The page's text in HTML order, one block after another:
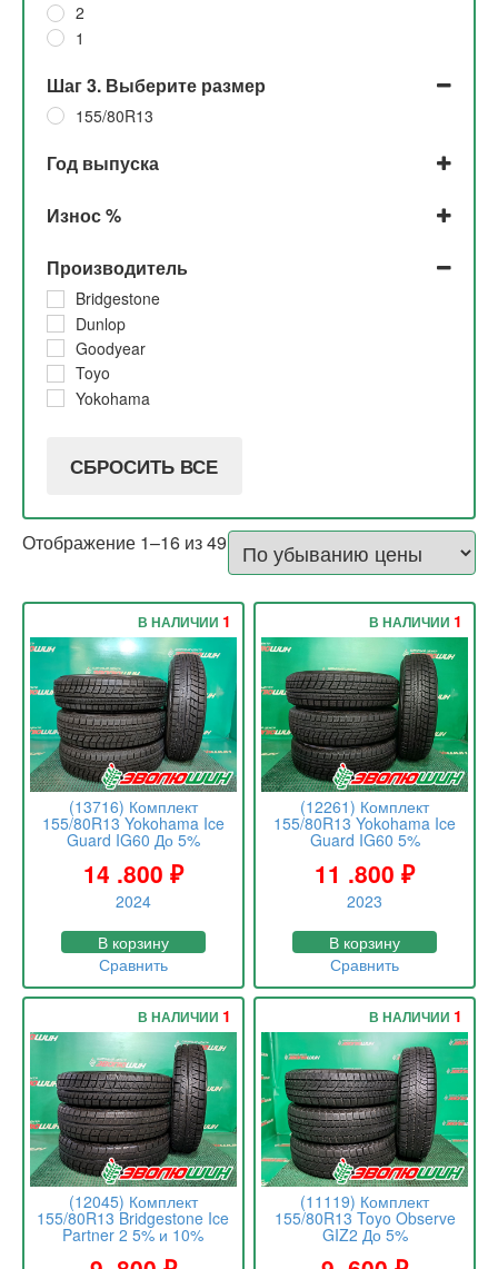
2
1
Шаг 3. Выберите размер
155/80R13
Год выпуска
2024
2022
2021
2020
2019
2018
2017
Износ %
До 5% и 10%
До 5%
5% и 10%
5%
30%
20%
Производитель
Bridgestone
Dunlop
Goodyear
Toyo
Yokohama
СБРОСИТЬ ВСЕ
Отображение 1–16 из 49
(13716) Комплект
155/80R13 Yokohama Ice
Guard IG60 До 5%
14 .800 ₽
2024
В НАЛИЧИИ 1
В корзину
Сравнить
(12261) Комплект
155/80R13 Yokohama Ice
Guard IG60 5%
11 .800₽
2023
В НАЛИЧИИ 1
В корзину
Сравнить
(12045) Комплект
155/80R13 Bridgestone Ice
Partner 2 5% и 10%
В НАЛИЧИИ 1
(11119) Комплект
155/80R13 Toyo Observe
GIZ2 До 5%
В НАЛИЧИИ 1